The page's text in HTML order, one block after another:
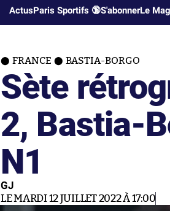
ActusParis Sportifs 🔞S'abonnerLe
FRANCE BASTIA-BORGO
Sète
2, Bastia-
N1
GJ
LE MARDI 12 JUILLET 2022 À 17:00